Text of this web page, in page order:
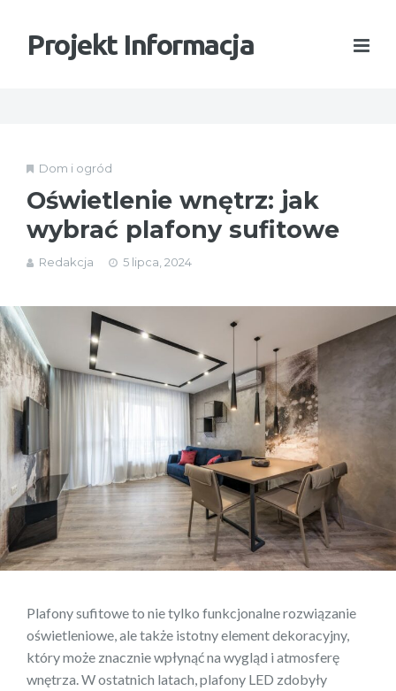
Projekt Informacja
Dom i ogród
Oświetlenie wnętrz: jak
wybrać plafony sufitowe
Redakcja 5 lipca, 2024
Plafony sufitowe to nie tylko funkcjonalne rozwiązanie
oświetleniowe, ale także istotny element dekoracyjny,
który może znacznie wpłynąć na wygląd i atmosferę
wnętrza. W ostatnich latach, plafony LED zdobyły